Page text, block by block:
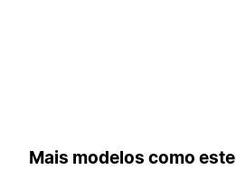
Mais modelos como este